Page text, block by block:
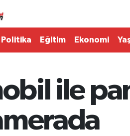
Politika Eğitim Ekonomi
ile